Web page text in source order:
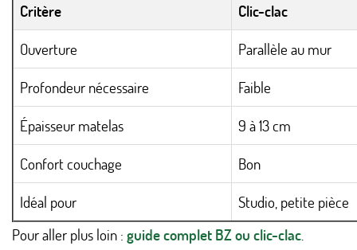
Critère
Clic-clac
Ouverture
Parallèle au mur
Profondeur nécessaire
Faible
Épaisseur matelas
9 à 13 cm
Confort couchage
Bon
Idéal pour
Studio, petite pièce
Pour aller plus loin : guide complet BZ ou clic-clac.